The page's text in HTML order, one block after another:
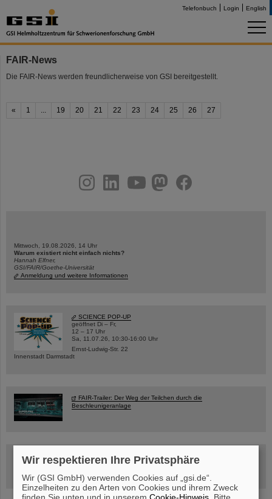
Telefonbuch Login English
FAIR-News
Die FAIR-News werden freundlicherweise von GSI bereitgestellt.
« 1 ... 19 20 21 22 23 24 25 26 27
youtubehelmholtz.socialfacebook
Mittwoch, 19.08.2026, 14 Uhr
Warum existiert nicht einfach nichts?
Hannah Elfner,
GSI/FAIR/Goethe-Universität
Anmeldung und weitere Informationen
SCIENCE POP-UP
geöffnet Di – Fr,
12 – 17 Uhr
Sa, 11.07.26, 10:30-16:00 Uhr
Ernst-Ludwig-Str. 22
Innenstadt Darmstadt
FAIR-Trailer: Der Weg der Teilchen durch die
Beschleunigeranlage
Rundflug über die FAIR-Baustelle
Wir respektieren Ihre Privatsphäre
Wir (GSI GmbH) verwenden Cookies auf „gsi.de“.
Einzelheiten zu den Arten von Cookies und ihrem Zweck